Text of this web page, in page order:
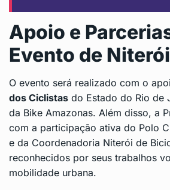
Apoio e
Evento de Niterói
O evento será realizado com o
dos Ciclistas do Estado do Rio de
da Bike Amazonas. Além disso, a
com a participação ativa do Polo
e da Coordenadoria Niterói de
reconhecidos por seus trabalhos
mobilidade urbana.